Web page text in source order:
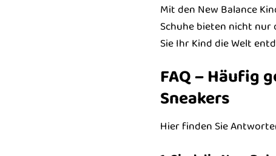
Mit den New Balance
Schuhe bieten nicht nur
Sie Ihr Kind die Welt
FAQ – Häufig
Sneakers
Hier finden Sie